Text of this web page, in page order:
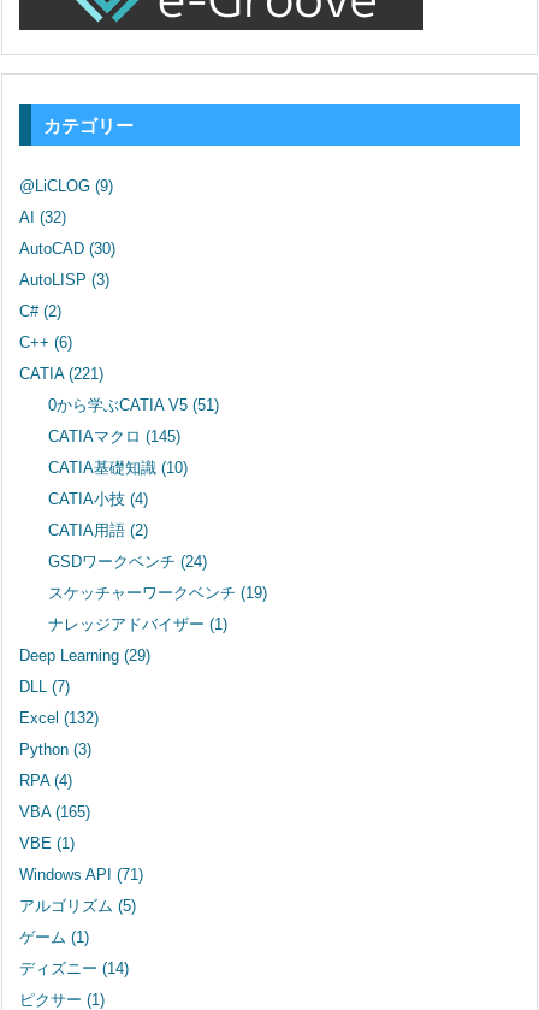
カテゴリー
@LiCLOG (9)
AI (32)
AutoCAD (30)
AutoLISP (3)
C# (2)
C++ (6)
CATIA (221)
0から学ぶCATIA V5(51)
CATIAマクロ(145)
CATIA基礎知識(10)
CATIA小技(4)
CATIA用語(2)
GSDワークベンチ(24)
スケッチャーワークベンチ(19)
ナレッジアドバイザー(1)
Deep Learning (29)
DLL (7)
Excel (132)
Python (3)
RPA (4)
VBA (165)
VBE (1)
Windows API (71)
アルゴリズム (5)
ゲーム (1)
ディズニー (14)
ピクサー (1)